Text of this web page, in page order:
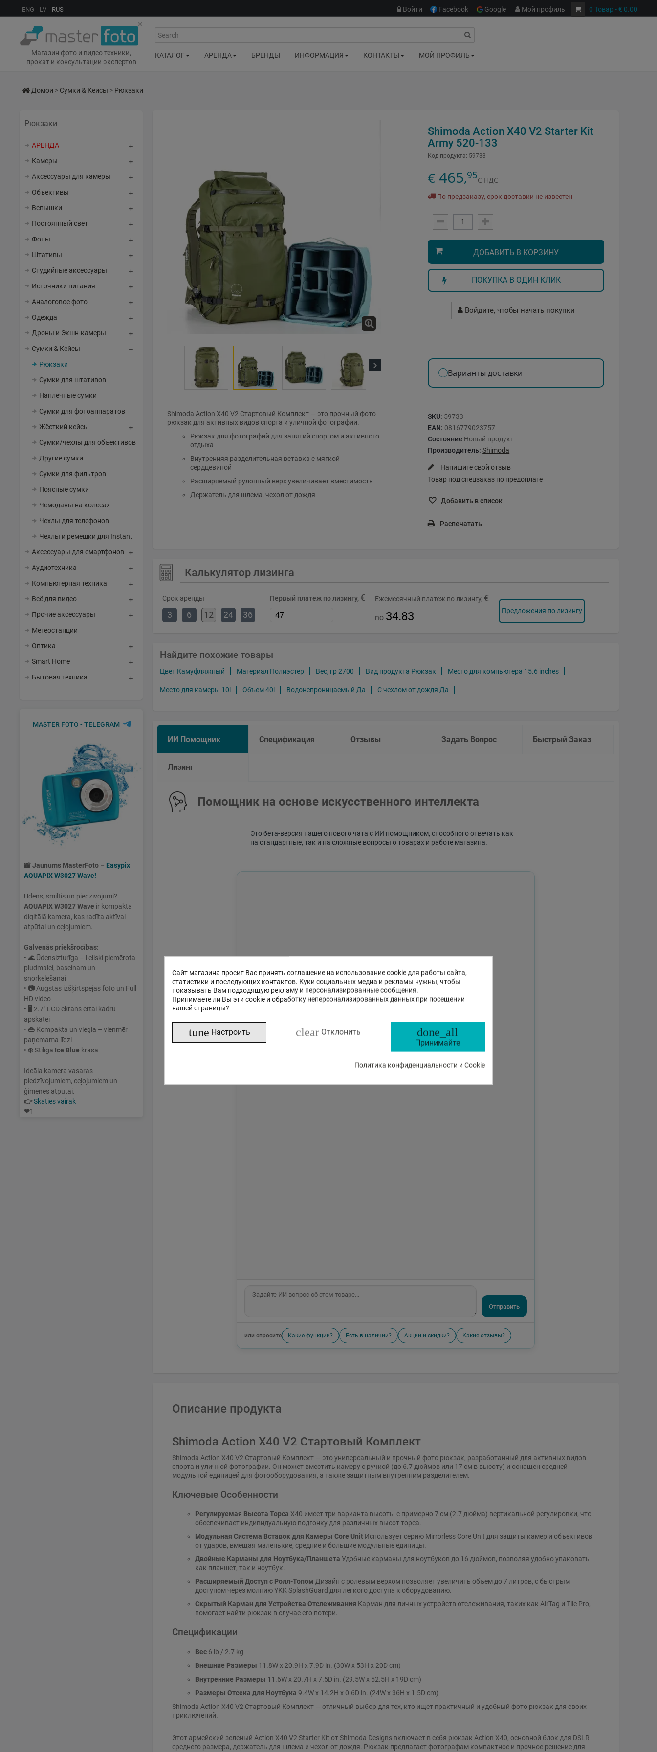
Сайт магазина просит Вас принять соглашение на использование cookie для работы сайта,
статистики и последующих контактов. Куки социальных медиа и рекламы нужны, чтобы
показывать Вам подходящую рекламу и персонализированные сообщения.
Принимаете ли Вы эти cookie и обработку неперсонализированных данных при посещении
нашей страницы?
tune Настроить clear Отклонить done_all
Принимайте
Политика конфиденциальности и Cookie
ENG LV RUS 0 Товар - € 0.00
Войти Facebook Google Мой профиль
Магазин фото и видео техники,
прокат и консультации экспертов
Search
КАТАЛОГ АРЕНДА БРЕНДЫ ИНФОРМАЦИЯ КОНТАКТЫ МОЙ ПРОФИЛЬ
Домой > Сумки & Кейсы > Рюкзаки
Рюкзаки
АРЕНДА
Камеры
Аксессуары для камеры
Объективы
Вспышки
Постоянный свет
Фоны
Штативы
Студийные аксессуары
Источники питания
Аналоговое фото
Одежда
Дроны и Экшн-камеры
Сумки & Кейсы
Рюкзаки
Сумки для штативов
Наплечные сумки
Сумки для фотоаппаратов
Жёсткий кейсы
Сумки/чехлы для объективов
Другие сумки
Сумки для фильтров
Поясные сумки
Чемоданы на колесах
Чехлы для телефонов
Чехлы и ремешки для Instant
Аксессуары для смартфонов
Аудиотехника
Компьютерная техника
Всё для видео
Прочие аксессуары
Метеостанции
Оптика
Smart Home
Бытовая техника
MASTER FOTO - TELEGRAM
📸Jaunums MasterFoto – Easypix
AQUAPIX W3027 Wave!
Ūdens, smiltis un piedzīvojumi?
AQUAPIX W3027 Wave ir kompakta
digitālā kamera, kas radīta aktīvai
atpūtai un ceļojumiem.
Galvenās priekšrocības:
• 🌊Ūdensizturīga – lieliski piemērota
pludmalei, baseinam un
snorkelēšanai
• 📷 Augstas izšķirtspējas foto un Full
HD video
• 🖥 2.7" LCD ekrāns ērtai kadru
apskatei
• 👜 Kompakta un viegla – vienmēr
paņemama līdzi
• ❄️Stilīga Ice Blue krāsa
Ideāla kamera vasaras
piedzīvojumiem, ceļojumiem un
ģimenes atpūtai.
👉Skaties vairāk
❤1
Shimoda Action X40 V2 Стартовый Комплект — это прочный фото
рюкзак для активных видов спорта и уличной фотографии.
Рюкзак для фотографий для занятий спортом и активного
отдыха
Внутренняя разделительная вставка с мягкой
сердцевиной
Расширяемый рулонный верх увеличивает вместимость
Держатель для шлема, чехол от дождя
Shimoda Action X40 V2 Starter Kit
Army 520-133
Код продукта: 59733
€ 465,95С НДС
По предзаказу, срок доставки не известен
ДОБАВИТЬ В КОРЗИНУ
ПОКУПКА В ОДИН КЛИК
Войдите, чтобы начать покупки
Варианты доставки
SKU: 59733
EAN: 0816779023757
Состояние Новый продукт
Производитель: Shimoda
Напишите свой отзыв
Товар под спецзаказ по предоплате
Добавить в список
Распечатать
Калькулятор лизинга
Срок аренды
3 6 12 24 36
Первый платеж по лизингу, € Ежемесячный платеж по лизингу, €
no 34.83 Предложения по лизингу
Найдите похожие товары
Цвет Камуфляжный Материал Полиэстер Вес, гр 2700 Вид продукта Рюкзак Место для компьютера 15.6 inches
Место для камеры 10l Объем 40l Водонепроницаемый Да С чехлом от дождя Да
ИИ Помощник Спецификация Отзывы Задать Вопрос Быстрый Заказ
Лизинг
Помощник на основе искусственного интеллекта
Это бета-версия нашего нового чата с ИИ помощником, способного отвечать как
на стандартные, так и на сложные вопросы о товарах и работе магазина.
Отправить
или спросите Какие функции? Есть в наличии? Акции и скидки? Какие отзывы?
Описание продукта
Shimoda Action X40 V2 Стартовый Комплект
Shimoda Action X40 V2 Стартовый Комплект — это универсальный и прочный фото рюкзак, разработанный для активных видов
спорта и уличной фотографии. Он может вместить камеру с ручкой (до 6.7 дюймов или 17 см в высоту) и оснащен средней
модульной единицей для фотооборудования, а также защитным внутренним разделителем.
Ключевые Особенности
Регулируемая Высота Торса X40 имеет три варианта высоты с примерно 7 см (2.7 дюйма) вертикальной регулировки, что
обеспечивает индивидуальную подгонку для различных высот торса.
Модульная Система Вставок для Камеры Core UnitИспользует серию Mirrorless Core Unit для защиты камер и объективов
от ударов, вмещая маленькие, средние и большие модульные единицы.
Двойные Карманы для Ноутбука/Планшета Удобные карманы для ноутбуков до 16 дюймов, позволяя удобно упаковать
как планшет, так и ноутбук.
Расширяемый Доступ с Ролл-Топом Дизайн с ролевым верхом позволяет увеличить объем до 7 литров, с быстрым
доступом через молнию YKK SplashGuard для легкого доступа к оборудованию.
Скрытый Карман для Устройства Отслеживания Карман для личных устройств отслеживания, таких как AirTag и Tile Pro,
помогает найти рюкзак в случае его потери.
Спецификации
Вес6 lb / 2.7 kg
Внешние Размеры 11.8W x 20.9H x 7.9D in. (30W x 53H x 20D cm)
Внутренние Размеры 11.6W x 20.7H x 7.5D in. (29.5W x 52.5H x 19D cm)
Размеры Отсека для Ноутбука 9.4W x 14.2H x 0.6D in. (24W x 36H x 1.5D cm)
Shimoda Action X40 V2 Стартовый Комплект — отличный выбор для тех, кто ищет практичный и удобный фото рюкзак для своих
приключений.
Этот армейский зеленый Action X40 V2 Starter Kit от Shimoda Designs включает в себя рюкзак Action X40, основной блок для DSLR
среднего размера, держатель для шлема и чехол от дождя. Рюкзак предлагает фотографам компактное и прочное решение для